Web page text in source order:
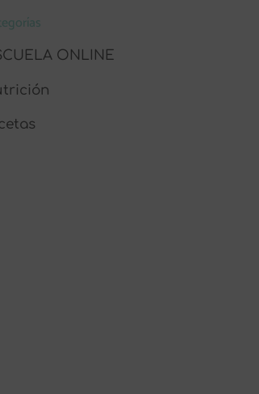
ONLINE